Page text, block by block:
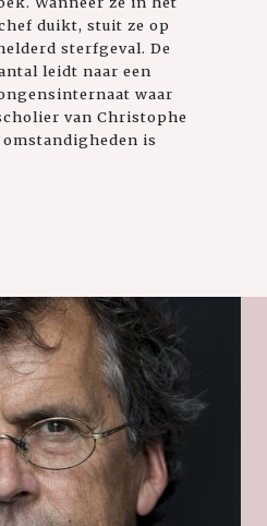
duikt, stuit ze op
sterfgeval. De
leidt naar een
waar
van Christophe
is